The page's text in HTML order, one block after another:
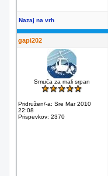
Nazaj na vrh
gapi202
Smuča za mali srpan
Pridružen/-a: Sre Mar 2010
22:08
Prispevkov: 2370